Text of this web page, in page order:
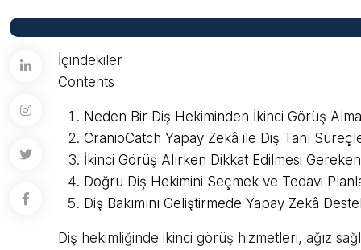
İçindekiler
Contents
Neden Bir Diş Hekiminden İkinci Görüş
CranioCatch Yapay Zekâ ile Diş Tanı
İkinci Görüş Alırken Dikkat Edilmesi
Doğru Diş Hekimini Seçmek ve Tedavi
Diş Bakımını Geliştirmede Yapay Zekâ
Diş hekimliğinde ikinci görüş hizmetleri, ağız